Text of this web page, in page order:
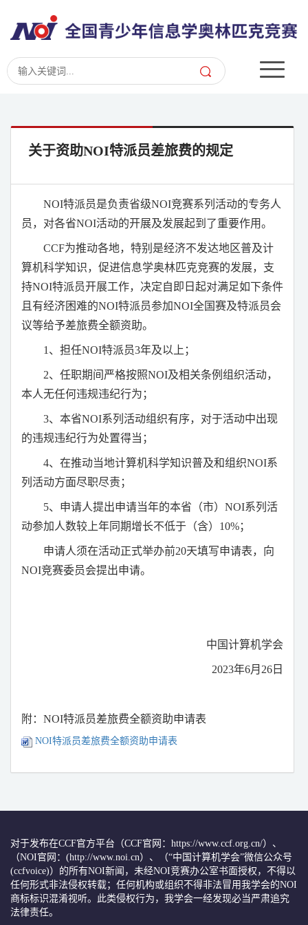
关于资助NOI特派员差旅费的规定
NOI特派员是负责省级NOI竞赛系列活动的专务人
员，对各省NOI活动的开展及发展起到了重要作用。
CCF为推动各地，特别是经济不发达地区普及计
算机科学知识，促进信息学奥林匹克竞赛的发展，支
持NOI特派员开展工作，决定自即日起对满足如下条件
且有经济困难的NOI特派员参加NOI全国赛及特派员会
议等给予差旅费全额资助。
1 、担任NOI特派员3年及以上；
2、任职期间严格按照NOI及相关条例组织活动，
本人无任何违规违纪行为；
3、本省NOI系列活动组织有序，对于活动中出现
的违规违纪行为处置得当；
4、在推动当地计算机科学知识普及和组织NOI系
列活动方面尽职尽责；
5、申请人提出申请当年的本省（市） NOI系列活
动参加人数较上年同期增长不低于（含） 10%；
申请人须在活动正式举办前20天填写申请表，向
NOI竞赛委员会提出申请。
中国计算机学会
2023年6月 26 日
附： NOI特派员差旅费全额资助申请表
NOI特派员差旅费全额资助申请表
对于发布在CCF官方平台（CCF官网：https://www.ccf.org.cn/）、
（NOI官网：(http://www.noi.cn）、（“中国计算机学会”微信公众号
(ccfvoice)）的所有NOI新闻，未经NOI竞赛办公室书面授权，不得以
任何形式非法侵权转载；任何机构或组织不得非法冒用我学会的NOI
商标标识混淆视听。此类侵权行为，我学会一经发现必当严肃追究
法律责任。